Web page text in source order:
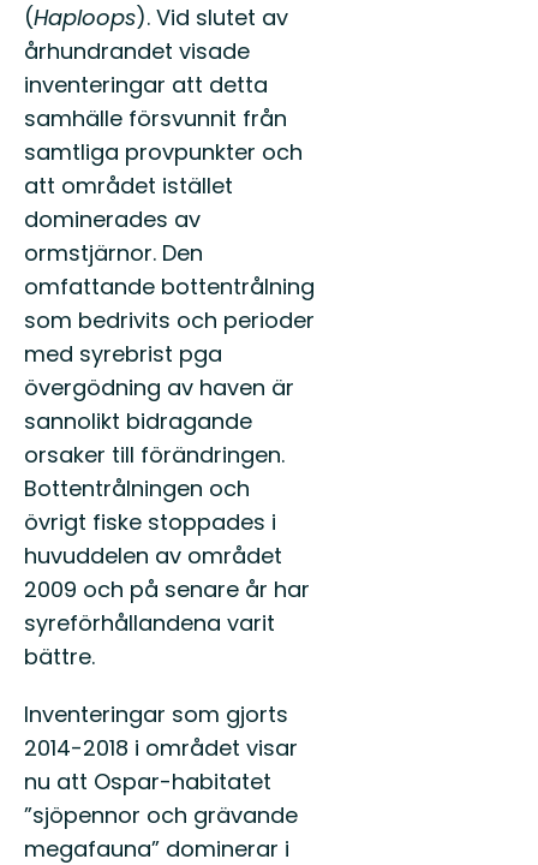
(Haploops). Vid slutet av
århundrandet visade
inventeringar att detta
samhälle försvunnit från
samtliga provpunkter och
att området istället
dominerades av
ormstjärnor. Den
omfattande bottentrålning
som bedrivits och perioder
med syrebrist pga
övergödning av haven är
sannolikt bidragande
orsaker till förändringen.
Bottentrålningen och
övrigt fiske stoppades i
huvuddelen av området
2009 och på senare år har
syreförhållandena varit
bättre.
Inventeringar som gjorts
2014-2018 i området visar
nu att Ospar-habitatet
”sjöpennor och grävande
megafauna” dominerar i